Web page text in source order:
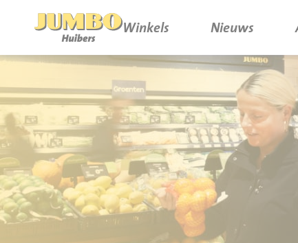
Winkels Nieuws
P.W.A. Park
Bruïneplein
Petenbos
Nieuws
Acties
Werken bij Jumbo Huibers